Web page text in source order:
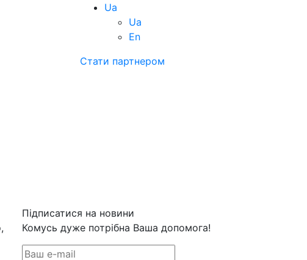
Ua
Ua
En
Стати партнером
Підписатися на новини
Комусь дуже потрібна Ваша допомога!